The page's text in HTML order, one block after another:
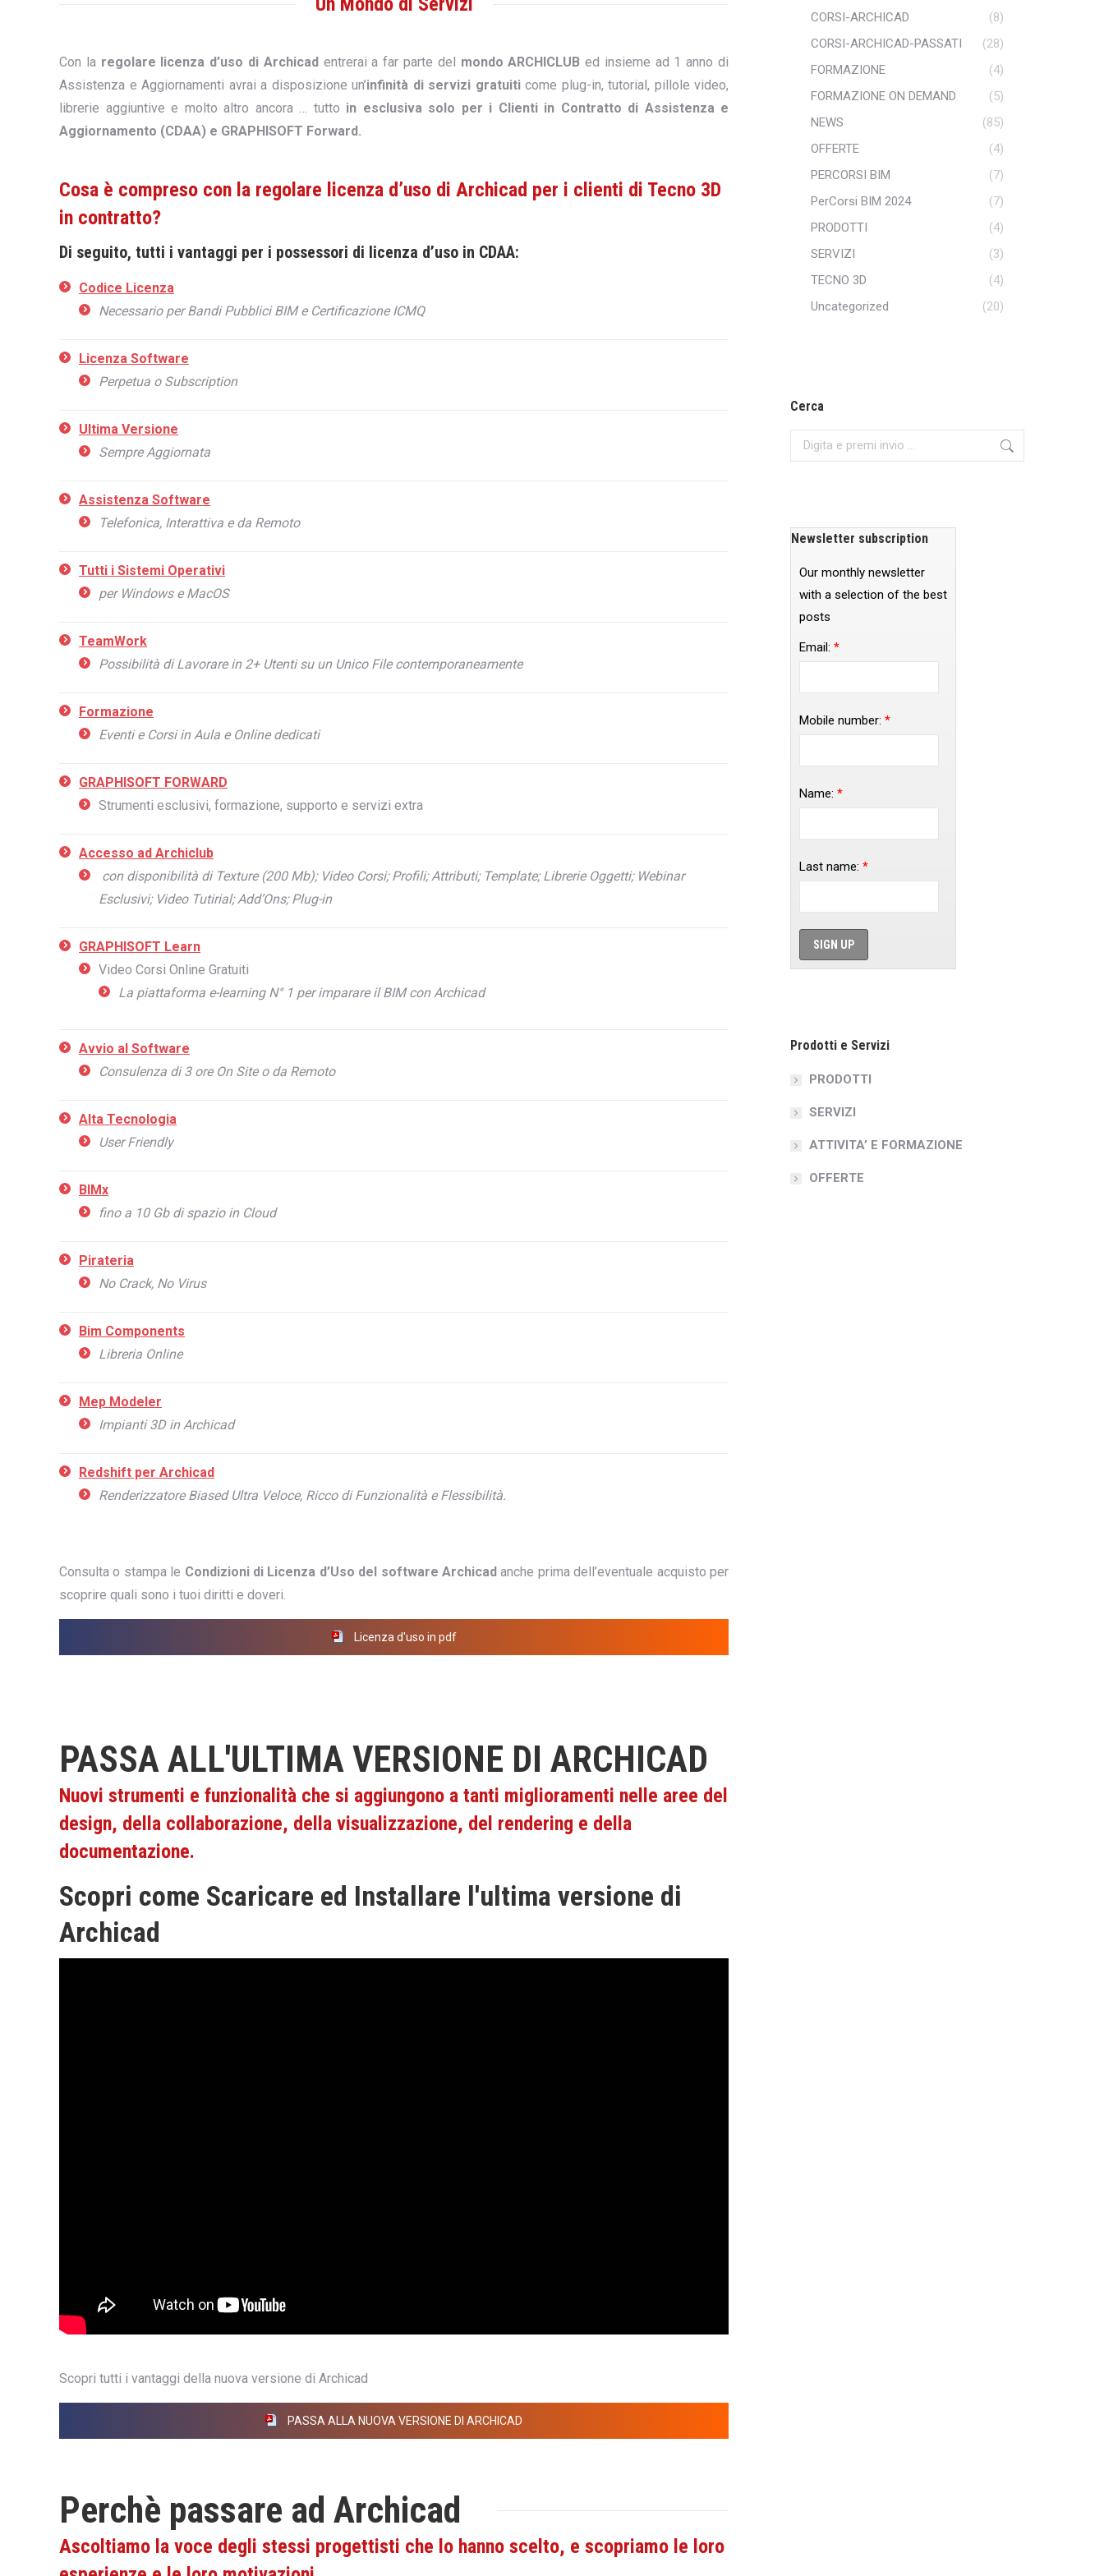
Con la regolare licenza d’uso di Archicadentrerai a far parte del mondo ARCHICLUB ed insieme ad 1 anno di
Assistenza e Aggiornamenti avrai a disposizione un’infinità di servizi gratuiticome plug-in, tutorial, pillole video,
librerie aggiuntive e molto altro ancora … tutto in esclusiva solo per i Clienti in Contratto di Assistenza e
Aggiornamento (CDAA) e GRAPHISOFT Forward.
Cosa è compreso con la regolare licenza d’uso di Archicad per i clienti di Tecno 3D
in contratto?
Di seguito, tutti i vantaggi per i possessori di licenza d’uso in CDAA:
Codice Licenza
Necessario per Bandi Pubblici BIM e Certificazione ICMQ
Licenza Software
Perpetua o Subscription
Ultima Versione
Sempre Aggiornata
Assistenza Software
Telefonica, Interattiva e da Remoto
Tutti i Sistemi Operativi
per Windows e MacOS
TeamWork
Possibilità di Lavorare in 2+ Utenti su un Unico File contemporaneamente
Formazione
Eventi e Corsi in Aula e Online dedicati
GRAPHISOFT FORWARD
Strumenti esclusivi, formazione, supporto e servizi extra
Accesso ad Archiclub
con disponibilità di Texture (200 Mb); Video Corsi;Profili;Attributi; Template;Librerie Oggetti; Webinar
Esclusivi; Video Tutirial;Add’Ons;Plug-in
GRAPHISOFT Learn
Video Corsi Online Gratuiti
La piattaforma e-learning N° 1 per imparare il BIM con Archicad
Avvio al Software
Consulenza di 3 ore On Site o da Remoto
Alta Tecnologia
User Friendly
BIMx
fino a 10 Gb di spazio in Cloud
Pirateria
No Crack, No Virus
Bim Components
Libreria Online
Mep Modeler
Impianti 3D in Archicad
Redshift per Archicad
Renderizzatore Biased Ultra Veloce, Ricco di Funzionalità e Flessibilità.
Consulta o stampa le Condizioni di Licenza d’Uso del software Archicad anche prima dell’eventuale acquisto per
scoprire quali sono i tuoi diritti e doveri.
Licenza d'uso in pdf
PASSA ALL'ULTIMA VERSIONE DI ARCHICAD
Nuovi strumenti e funzionalità che si aggiungono a tanti miglioramenti nelle aree del
design, della collaborazione, della visualizzazione, del rendering e della
documentazione.
Scopri come Scaricare ed Installare l'ultima versione di
Archicad
Scopri tutti i vantaggi della nuova versione di Archicad
PASSA ALLA NUOVA VERSIONE DI ARCHICAD
Perchè passare ad Archicad
Ascoltiamo la voce degli stessi progettisti che lo hanno scelto, e scopriamo le loro
CORSI-ARCHICAD
(8)
CORSI-ARCHICAD-PASSATI
(28)
FORMAZIONE
(4)
FORMAZIONE ON DEMAND
(5)
NEWS
(85)
OFFERTE
(4)
PERCORSI BIM
(7)
PerCorsi BIM 2024
(7)
PRODOTTI
(4)
SERVIZI
(3)
TECNO 3D
(4)
Uncategorized
(20)
Cerca
Search:
Newsletter subscription
Our monthly newsletter
with a selection of the best
posts
Email: *
Mobile number: *
Name: *
Last name: *
Prodotti e Servizi
PRODOTTI
SERVIZI
ATTIVITA’ E FORMAZIONE
OFFERTE